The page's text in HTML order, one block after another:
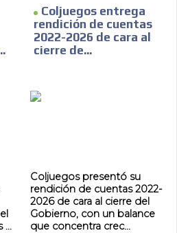
Coljuegos entrega
rendición de cuentas
2022-2026 de cara al
cierre de...
Coljuegos presentó su
rendición de cuentas 2022-
2026 de cara al cierre del
Gobierno, con un balance
que concentra crec...